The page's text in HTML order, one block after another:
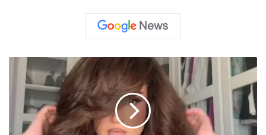
شيرين سايس والإحساس القريب من الناس، ما يجعل
الأغنية مرشحة لتكون من الأعمال البارزة خلال الفترة
تفاصيل العمل:
Written by: Mounir Bouassaf
ح
ي